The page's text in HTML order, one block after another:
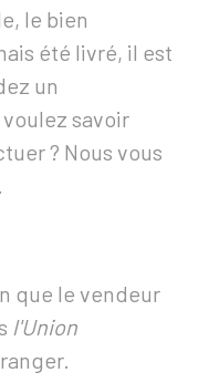
le bien
été livré, il est
un
savoir
? Nous vous
que le vendeur
l'Union